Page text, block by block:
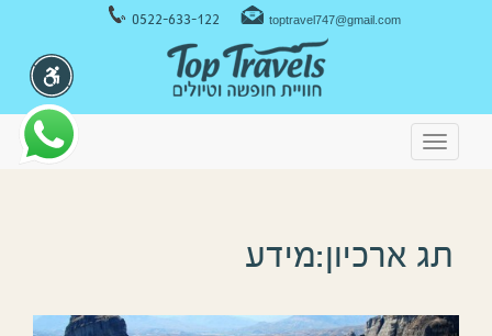
0522-633-122 toptravel747@gmail.com
Toggle
navigation
תג ארכיון:מידע
ניווט במקלדת